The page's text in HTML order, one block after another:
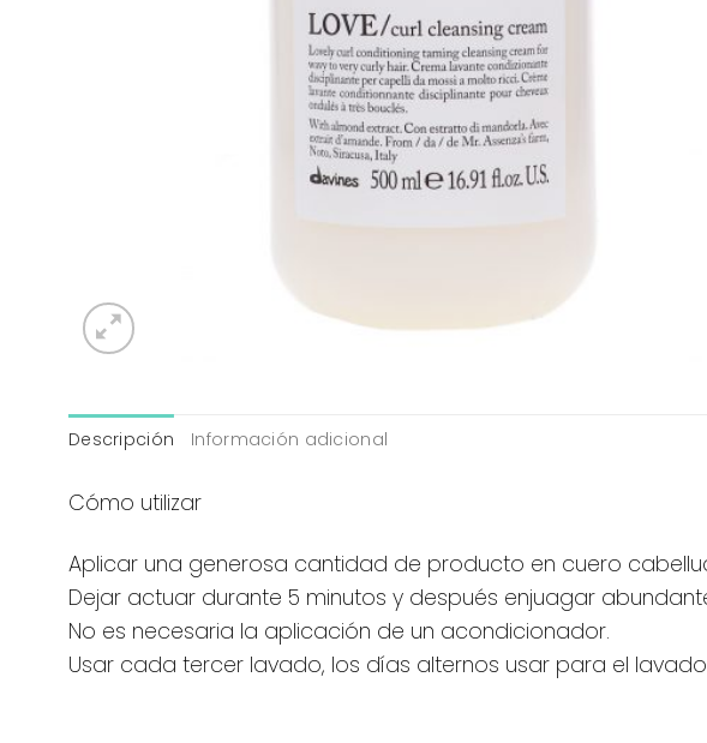
Descripción Información adicional
Cómo utilizar
Aplicar una generosa cantidad de producto en cuero
Dejar actuar durante 5 minutos y después enjuagar
No es necesaria la aplicación de un acondicionador.
Usar cada tercer lavado, los días alternos usar para el lavado